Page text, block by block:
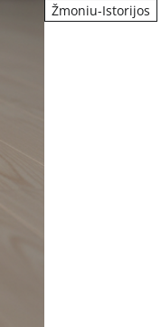
Žmoniu-Istorijos